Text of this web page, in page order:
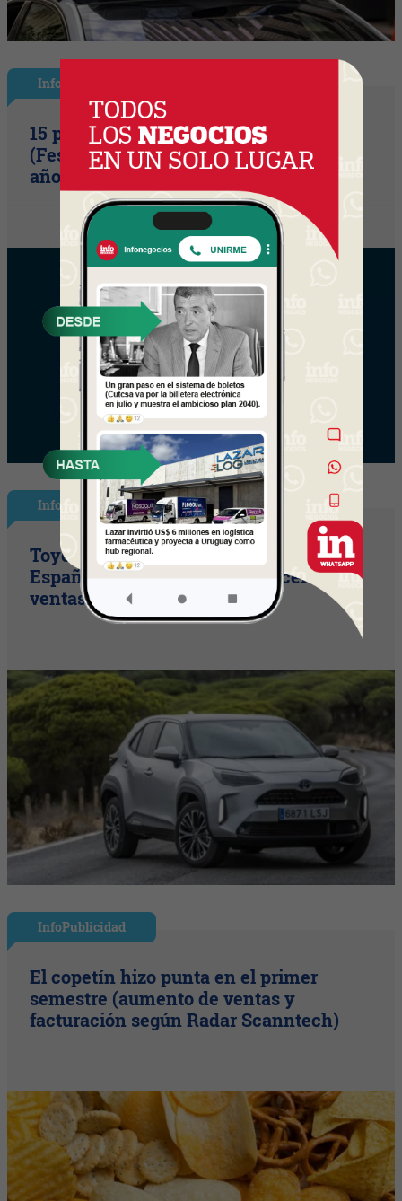
InfoShow
15 primaveras tienes que cumplir
(Festival Música de la Tierra celebra 15
años)
InfoNegocios España
Toyota consolida su liderazgo en
España en julio tras hacer crecer sus
ventas un 10% en 2026
InfoPublicidad
El copetín hizo punta en el primer
semestre (aumento de ventas y
facturación según Radar Scanntech)